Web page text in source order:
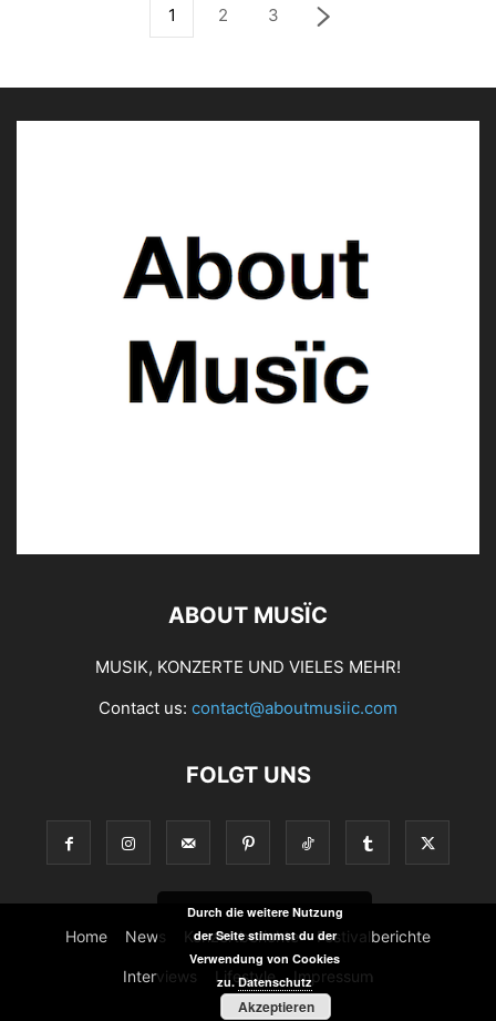
1 2 3
ABOUT MUSÏC
MUSIK, KONZERTE UND VIELES MEHR!
Contact us: contact@aboutmusiic.com
FOLGT UNS
Home News Konzertberichte Festivalberichte
Interviews Lifestyle Impressum
Durch die weitere Nutzung
der Seite stimmst du der
Verwendung von Cookies
zu.Datenschutz
Akzeptieren